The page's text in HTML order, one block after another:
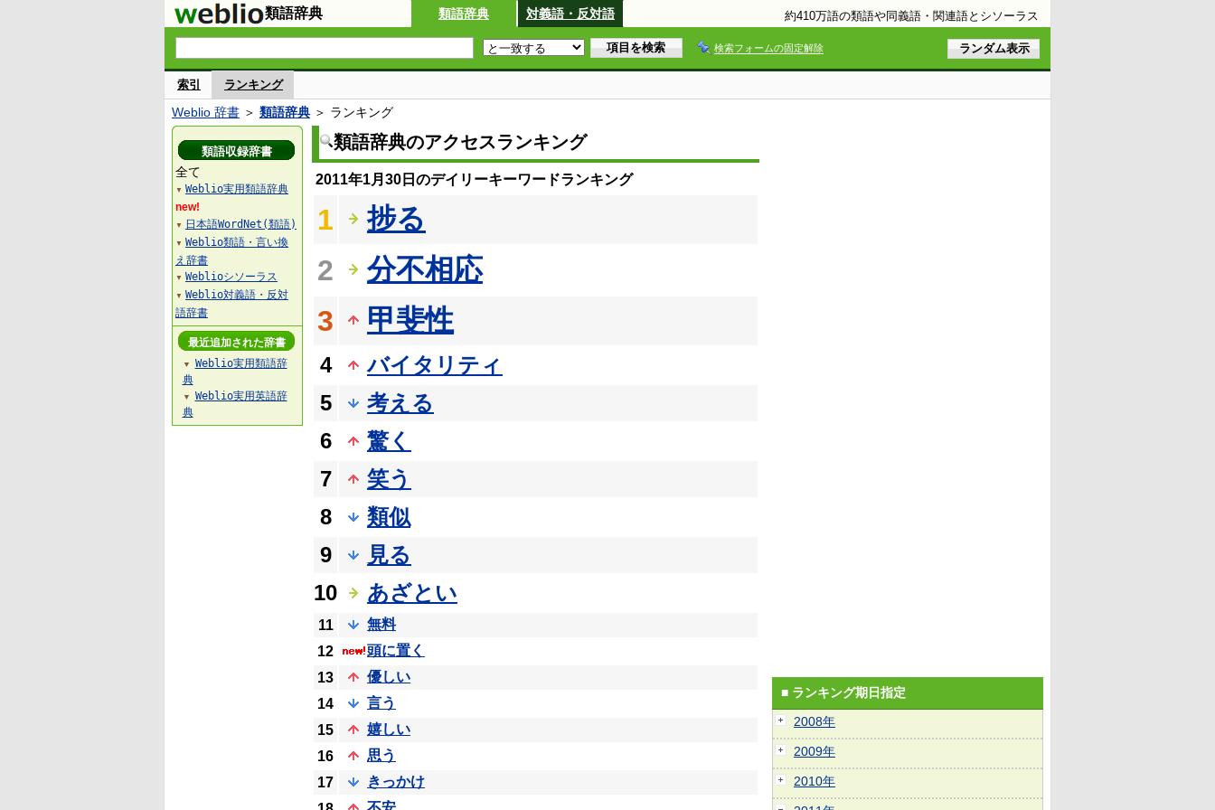
類語辞典 類語辞典 対義語・反対語 約410万語の類語や同義語・関連語とシソーラス
検索フォームの固定解除
索引 ランキング
Weblio 辞書 ＞ 類語辞典 ＞ ランキング
類語辞典のアクセスランキング
2011年1月30日のデイリーキーワードランキング
1
捗る
2
分不相応
3
甲斐性
4
バイタリティ
5
考える
6
驚く
7
笑う
8
類似
9
見る
10
あざとい
11
無料
12
頭に置く
13
優しい
14
言う
15
嬉しい
16
思う
17
きっかけ
類語収録辞書
全て
▼ Weblio実用類語辞典
new!
▼ 日本語WordNet(類語)
▼ Weblio類語・言い換
え辞書
▼ Weblioシソーラス
▼ Weblio対義語・反対
語辞書
最近追加された辞書
▼
Weblio実用類語辞
典
▼
Weblio実用英語辞
典
■ ランキング期日指定
2008年
2009年
2010年